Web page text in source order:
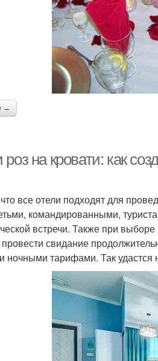
→
роз на кровати: как
все отели подходят для
командированными,
встречи. Также при
провести свидание
ночными тарифами. Так удастся